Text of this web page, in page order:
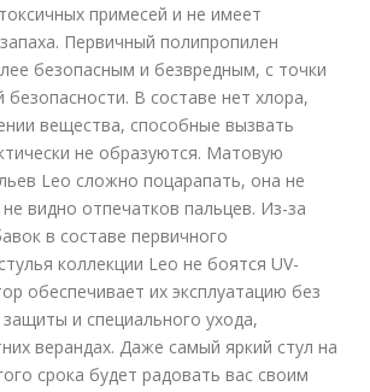
примесей и не имеет
Первичный полипропилен
безопасным и безвредным, с точки
В составе нет хлора,
вещества, способные вызвать
не образуются. Матовую
Leo сложно поцарапать, она не
видно отпечатков пальцев. Из-за
в составе первичного
коллекции Leo не боятся UV-
обеспечивает их эксплуатацию без
и специального ухода,
верандах. Даже самый яркий стул на
срока будет радовать вас своим